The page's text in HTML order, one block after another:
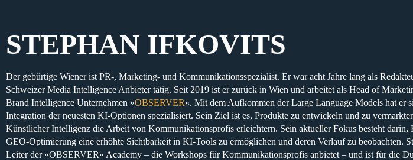
STEPHAN IFKOVITS
Der gebürtige Wiener ist PR-, Marketing- und Kommunikationsspezialist. Er war acht Jahre lang als
Schweizer Media Intelligence Anbieter tätig. Seit 2019 ist er zurück in Wien und arbeitet als Head of
Brand Intelligence Unternehmen »OBSERVER«. Mit dem Aufkommen der Large Language Models hat er
Integration der neuesten KI-Optionen spezialisiert. Sein Ziel ist es, Produkte zu entwickeln und zu
Künstlicher Intelligenz die Arbeit von Kommunikationsprofis erleichtern. Sein aktueller Fokus besteht
GEO-Optimierung eine erhöhte Sichtbarkeit in KI-Tools zu ermöglichen und deren Verlauf zu beobachten.
Leiter der »OBSERVER« Academy – die Workshops für Kommunikationsprofis anbietet – und ist für die